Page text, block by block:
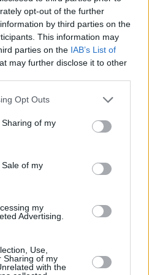
opt-out of the further
by third parties on the
This information may
parties on the IAB’s List of
may further disclose it to other
Opt Outs
of my
of my
my
Advertising.
Use,
Sharing of my
with the
reconoce y agradece
de las
participantes en este
de Canarias y a Cruz
de manera decisiva al
iniciativa, haciendo
de un programa
y adaptado a sus
agradece la
municipio, auténticas